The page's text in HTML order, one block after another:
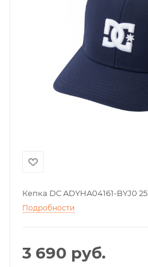
Кепка DC ADYHA04161-BYJ0 25
Подробности
3 690 руб.